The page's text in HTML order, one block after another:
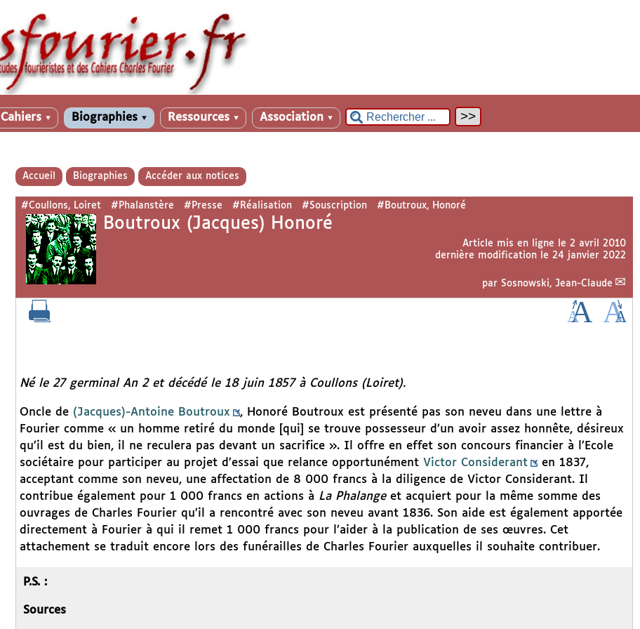
Cahiers ▼ Biographies ▼ Ressources ▼ Association ▼
Accueil Biographies Accéder aux notices
#Coullons, Loiret #Phalanstère #Presse #Réalisation #Souscription #Boutroux, Honoré
Boutroux (Jacques) Honoré
Article mis en ligne le 2 avril 2010
dernière modification le 24 janvier 2022
par Sosnowski, Jean-Claude
Né le 27 germinal An 2 et décédé le 18 juin 1857 à Coullons (Loiret).
Oncle de (Jacques)-Antoine Boutroux
, Honoré Boutroux est présenté pas son neveu dans une lettre à
Fourier comme « un homme retiré du monde [qui] se trouve possesseur d’un avoir assez honnête, désireux
qu’il est du bien, il ne reculera pas devant un sacrifice ». Il offre en effet son concours financier à l’Ecole
sociétaire pour participer au projet d’essai que relance opportunément Victor Considerant
en 1837,
acceptant comme son neveu, une affectation de 8 000 francs à la diligence de Victor Considerant. Il
contribue également pour 1 000 francs en actions à La Phalangeet acquiert pour la même somme des
ouvrages de Charles Fourier qu’il a rencontré avec son neveu avant 1836. Son aide est également apportée
directement à Fourier à qui il remet 1 000 francs pour l’aider à la publication de ses œuvres. Cet
attachement se traduit encore lors des funérailles de Charles Fourier auxquelles il souhaite contribuer.
P.S. :
Sources